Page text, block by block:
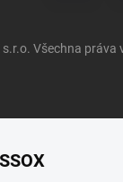
s.r.o. Všechna práva